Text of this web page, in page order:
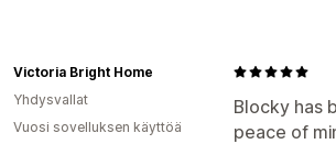
Blocky has
peace of
Victoria Bright Home
Yhdysvallat
Vuosi sovelluksen käyttöä